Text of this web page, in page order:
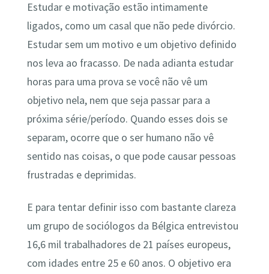
Estudar e motivação estão intimamente
ligados, como um casal que não pede divórcio.
Estudar sem um motivo e um objetivo definido
nos leva ao fracasso. De nada adianta estudar
horas para uma prova se você não vê um
objetivo nela, nem que seja passar para a
próxima série/período. Quando esses dois se
separam, ocorre que o ser humano não vê
sentido nas coisas, o que pode causar pessoas
frustradas e deprimidas.
E para tentar definir isso com bastante clareza
um grupo de sociólogos da Bélgica entrevistou
16,6 mil trabalhadores de 21 países europeus,
com idades entre 25 e 60 anos. O objetivo era